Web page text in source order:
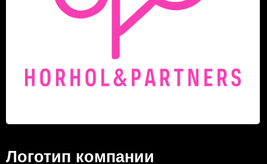
Логотип компании